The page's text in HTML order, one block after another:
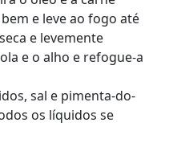
e leve ao fogo até
e levemente
e o alho e refogue-a
sal e pimenta-do-
os líquidos se